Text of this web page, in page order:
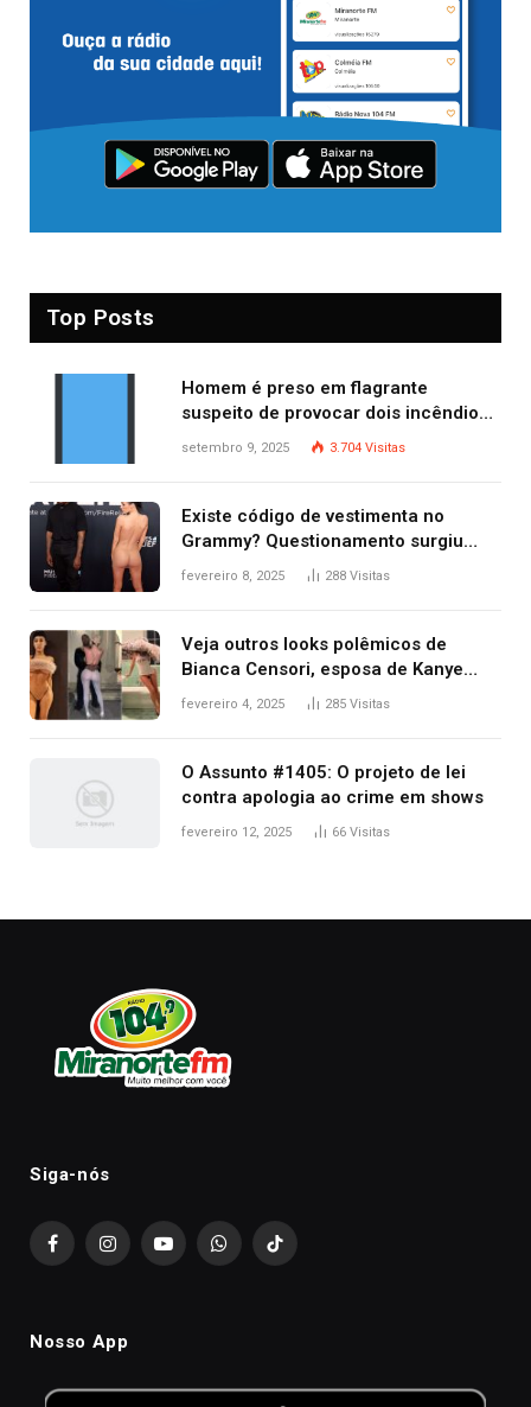
Top Posts
Homem é preso em flagrante
suspeito de provocar dois incêndios
criminosos no mesmo dia
setembro 9, 2025 3.704 Visitas
Existe código de vestimenta no
Grammy? Questionamento surgiu
após Bianca Censori, mulher de
fevereiro 8, 2025 288 Visitas
Veja outros looks polêmicos de
Bianca Censori, esposa de Kanye
West que apareceu nua no Grammy
fevereiro 4, 2025 285 Visitas
O Assunto #1405: O projeto de lei
contra apologia ao crime em shows
fevereiro 12, 2025 66 Visitas
Siga-nós
FacebookInstagramYouTubeWhatsAppTikTok
Nosso App